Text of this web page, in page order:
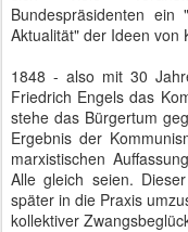
Bundespräsidenten ein
Aktualität" der Ideen von
1848 - also mit 30
Friedrich Engels das
stehe das Bürgertum
Ergebnis der
marxistischen
Alle gleich seien.
später in die Praxis
kollektiver